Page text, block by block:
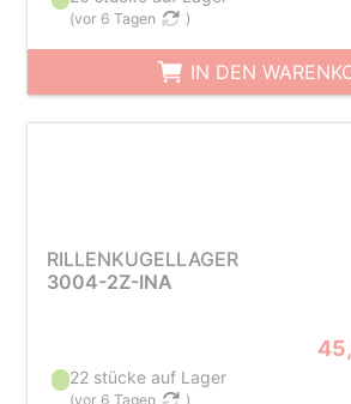
(vor 6 Tagen )
IN DEN
RILLENKUGELLAGER
3004-2Z-INA
22 stücke auf Lager
(vor 6 Tagen )